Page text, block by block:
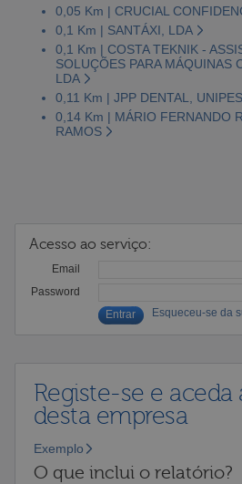
0,05 Km | CRUCIAL
0,1 Km | SANTÁXI, LDA
0,1 Km | COSTA TEKNIK -
SOLUÇÕES PARA MÁQUINAS
LDA
0,11 Km | JPP DENTAL,
0,14 Km | MÁRIO FERNANDO
RAMOS
Acesso ao serviço:
Email
Password
Esqueceu-se da
Registe-se e
desta empresa
Exemplo
O que inclui o relatório?